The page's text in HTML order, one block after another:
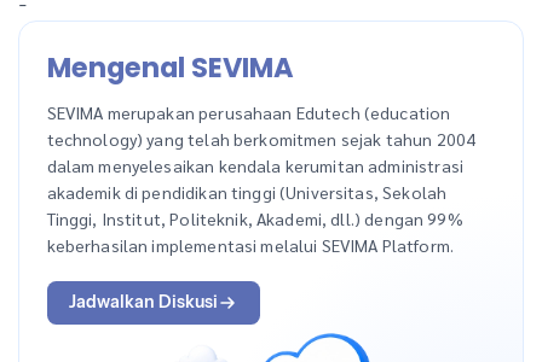
-
Mengenal SEVIMA
SEVIMA merupakan perusahaan Edutech (education
technology) yang telah berkomitmen sejak tahun 2004
dalam menyelesaikan kendala kerumitan administrasi
akademik di pendidikan tinggi (Universitas, Sekolah
Tinggi, Institut, Politeknik, Akademi, dll.) dengan 99%
keberhasilan implementasi melalui SEVIMA Platform.
Jadwalkan Diskusi